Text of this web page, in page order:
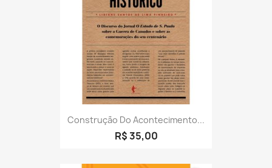
Construção Do Acontecimento...
R$ 35,00